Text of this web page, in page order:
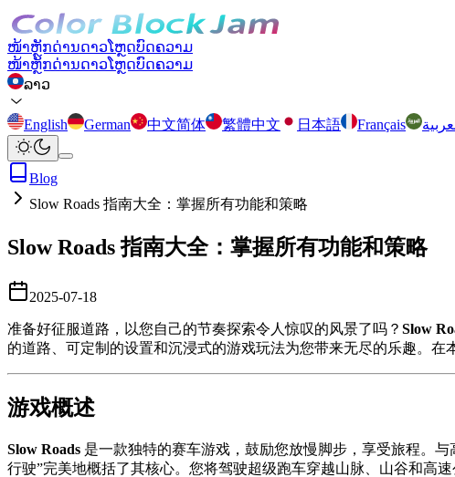
ໜ້າຫຼັກດ່ານດາວໂຫຼດບົດຄວາມ
ໜ້າຫຼັກດ່ານດາວໂຫຼດບົດຄວາມ
ລາວ
English German 中文简体 繁體中文 日本語 Français
Blog
Slow Roads 指南大全：掌握所有功能和策略
Slow Roads 指南大全：掌握所有功能和策略
2025-07-18
准备好征服道路，以您自己的节奏探索令人惊叹的风景了吗？ Slow
的道路、可定制的设置和沉浸式的游戏玩法为您带来无尽的乐趣。在
游戏概述
Slow Roads 是一款独特的赛车游戏，鼓励您放慢脚步，享受旅程。
行驶”完美地概括了其核心。您将驾驶超级跑车穿越山脉、山谷和高速